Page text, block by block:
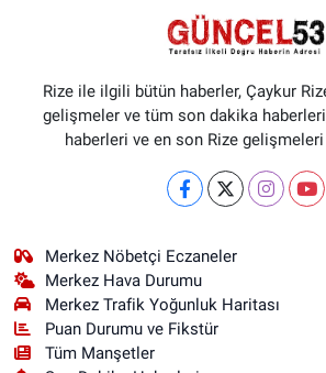
Rize ile ilgili bütün haberler, Çaykur
gelişmeler ve tüm son dakika
haberleri ve en son Rize
Merkez Nöbetçi Eczaneler
Merkez Hava Durumu
Merkez Trafik Yoğunluk Haritası
Puan Durumu ve Fikstür
Tüm Manşetler